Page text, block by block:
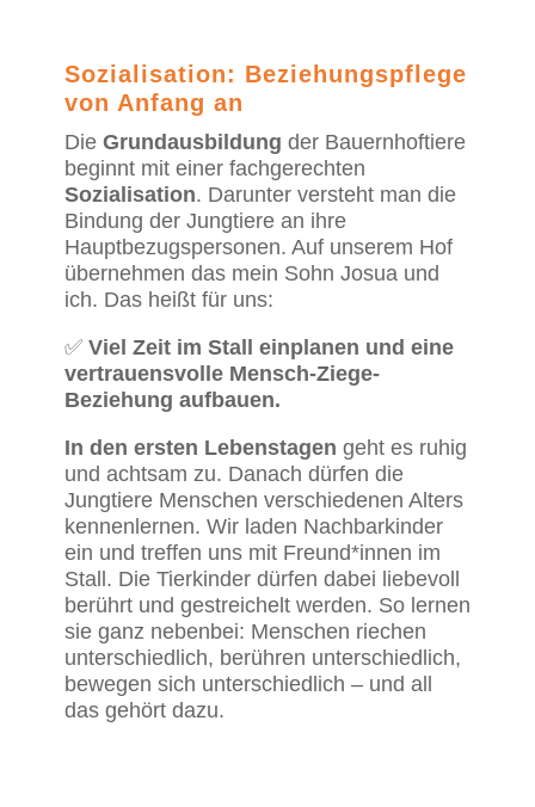
Sozialisation: Beziehungspflege
von Anfang an
Die Grundausbildung der Bauernhoftiere
beginnt mit einer fachgerechten
Sozialisation. Darunter versteht man die
Bindung der Jungtiere an ihre
Hauptbezugspersonen. Auf unserem Hof
übernehmen das mein Sohn Josua und
ich. Das heißt für uns:
✅ Viel Zeit im Stall einplanen und eine
vertrauensvolle Mensch-Ziege-
Beziehung aufbauen.
In den ersten Lebenstagen geht es ruhig
und achtsam zu. Danach dürfen die
Jungtiere Menschen verschiedenen Alters
kennenlernen. Wir laden Nachbarkinder
ein und treffen uns mit Freund*innen im
Stall. Die Tierkinder dürfen dabei liebevoll
berührt und gestreichelt werden. So lernen
sie ganz nebenbei: Menschen riechen
unterschiedlich, berühren unterschiedlich,
bewegen sich unterschiedlich – und all
das gehört dazu.